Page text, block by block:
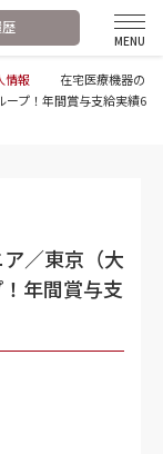
情報
在宅医療機器の
プ！年間賞与支給実績6
／東京（大
年間賞与支